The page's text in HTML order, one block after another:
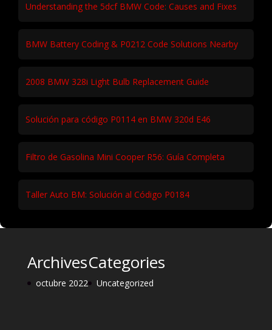
Understanding the 5dcf BMW Code: Causes and Fixes
BMW Battery Coding & P0212 Code Solutions Nearby
2008 BMW 328i Light Bulb Replacement Guide
Solución para código P0114 en BMW 320d E46
Filtro de Gasolina Mini Cooper R56: Guía Completa
Taller Auto BM: Solución al Código P0184
Archives
octubre 2022
Categories
Uncategorized